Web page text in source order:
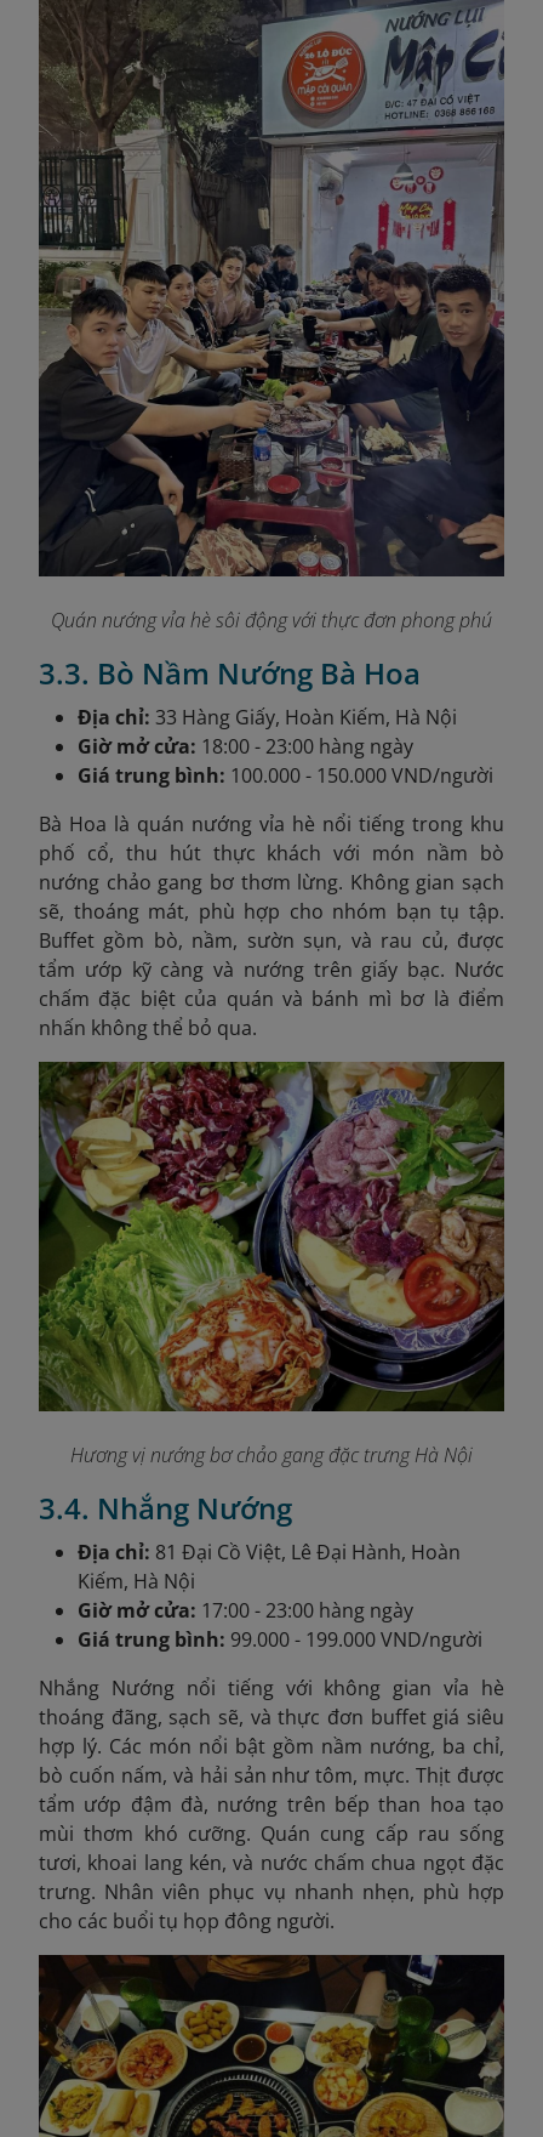
Quán nướng vỉa hè sôi động với thực đơn phong phú
3.3. Bò Nầm Nướng Bà Hoa
Địa chỉ: 33 Hàng Giấy, Hoàn Kiếm, Hà Nội
Giờ mở cửa: 18:00 - 23:00 hàng ngày
Giá trung bình: 100.000 - 150.000 VND/người
Bà Hoa là quán nướng vỉa hè nổi tiếng trong khu
phố cổ, thu hút thực khách với món nầm bò
nướng chảo gang bơ thơm lừng. Không gian sạch
sẽ, thoáng mát, phù hợp cho nhóm bạn tụ tập.
Buffet gồm bò, nầm, sườn sụn, và rau củ, được
tẩm ướp kỹ càng và nướng trên giấy bạc. Nước
chấm đặc biệt của quán và bánh mì bơ là điểm
nhấn không thể bỏ qua.
Hương vị nướng bơ chảo gang đặc trưng Hà Nội
3.4. Nhắng Nướng
Địa chỉ: 81 Đại Cồ Việt, Lê Đại Hành, Hoàn
Kiếm, Hà Nội
Giờ mở cửa: 17:00 - 23:00 hàng ngày
Giá trung bình: 99.000 - 199.000 VND/người
Nhắng Nướng nổi tiếng với không gian vỉa hè
thoáng đãng, sạch sẽ, và thực đơn buffet giá siêu
hợp lý. Các món nổi bật gồm nầm nướng, ba chỉ,
bò cuốn nấm, và hải sản như tôm, mực. Thịt được
tẩm ướp đậm đà, nướng trên bếp than hoa tạo
mùi thơm khó cưỡng. Quán cung cấp rau sống
tươi, khoai lang kén, và nước chấm chua ngọt đặc
trưng. Nhân viên phục vụ nhanh nhẹn, phù hợp
cho các buổi tụ họp đông người.